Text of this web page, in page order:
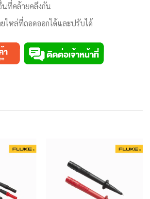
ที่คล้ายคลึงกัน
ไหล่ที่ถอดออกได้และปรับได้